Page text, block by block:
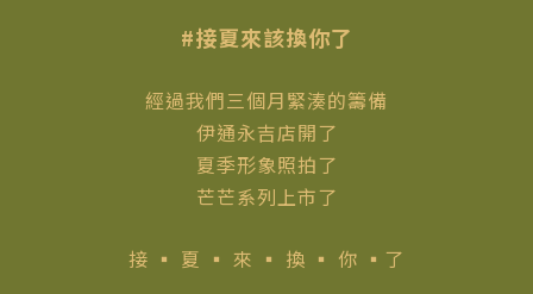
#接夏來該換你了
經過我們三個月緊湊的籌備
伊通永吉店開了
夏季形象照拍了
芒芒系列上市了
接 ▪ 夏 ▪ 來 ▪ 換 ▪ 你 ▪了